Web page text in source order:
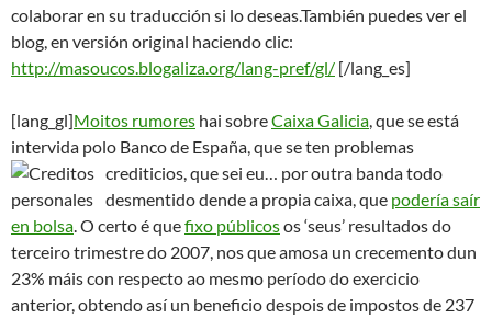
colaborar en su traducción si lo deseas.También puedes ver el
blog, en versión original haciendo clic:
http://masoucos.blogaliza.org/lang-pref/gl/ [/lang_es]
[lang_gl]Moitos rumores hai sobreCaixa Galicia, que se está
intervida polo Banco de España, que se ten problemas
crediticios, que sei eu… por outra banda todo
desmentido dende a propia caixa, que podería saír
en bolsa. O certo é quefixo públicosos ‘seus’ resultados do
terceiro trimestre do 2007, nos que amosa un crecemento dun
23% máis con respecto ao mesmo período do exercicio
anterior, obtendo así un beneficio despois de impostos de 237